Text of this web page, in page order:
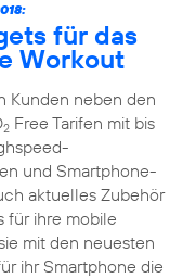
für das
Workout
Kunden neben den
2Free Tarifen mit bis
und Smartphone-
aktuelles Zubehör
für ihre mobile
mit den neuesten
ihr Smartphone die